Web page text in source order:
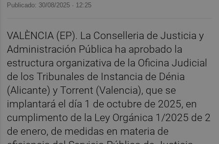
Publicado: 30/08/2025 · 12:25
VALÈNCIA (EP). La Conselleria de Justicia y
Administración Pública ha aprobado la
estructura organizativa de la Oficina Judicial
de los Tribunales de Instancia de Dénia
(Alicante) y Torrent (Valencia), que se
implantará el día 1 de octubre de 2025, en
cumplimento de la Ley Orgánica 1/2025 de 2
de enero, de medidas en materia de